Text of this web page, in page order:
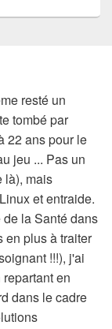
resté un
tombé par
22 ans pour le
jeu ... Pas un
là), mais
et entraide.
la Santé dans
en plus à traiter
!!!), j'ai
en
dans le cadre